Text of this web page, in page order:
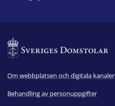
Om webbplatsen och digitala kanaler
Behandling av personuppgifter